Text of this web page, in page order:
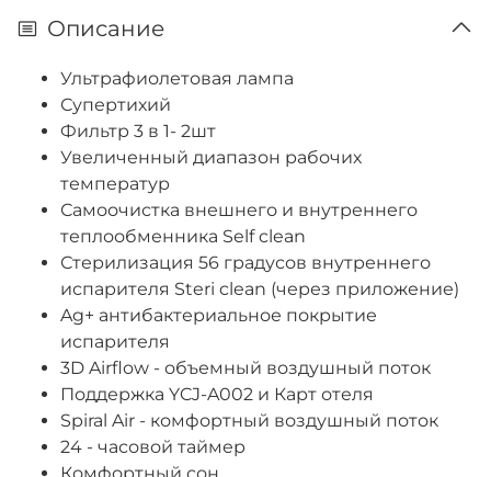
Описание
Ультрафиолетовая лампа
Супертихий
Фильтр 3 в 1- 2шт
Увеличенный диапазон рабочих
температур
Самоочистка внешнего и внутреннего
теплообменника Self clean
Стерилизация 56 градусов внутреннего
испарителя Steri clean (через приложение)
Ag+ антибактериальное покрытие
испарителя
3D Airflow - объемный воздушный поток
Поддержка YCJ-A002 и Карт отеля
Spiral Air - комфортный воздушный поток
24 - часовой таймер